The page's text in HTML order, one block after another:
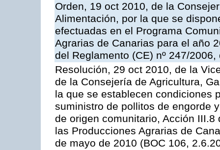
Orden, 19 oct 2010, de la
Alimentación, por la que se
efectuadas en el Programa
Agrarias de Canarias para el año
del Reglamento (CE) nº 247/
Resolución, 29 oct 2010, de la
de la Consejería de Agricultura,
la que se establecen condiciones
suministro de pollitos de engorde
de origen comunitario, Acción
las Producciones Agrarias de
de mayo de 2010 (BOC 106,